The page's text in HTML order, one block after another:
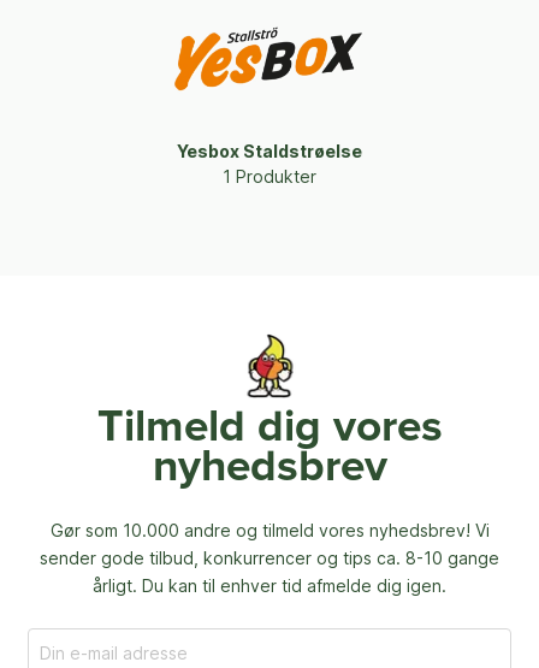
Yesbox Staldstrøelse
1 Produkter
Tilmeld dig vores
nyhedsbrev
Gør som 10.000 andre og tilmeld vores nyhedsbrev! Vi
sender gode tilbud, konkurrencer og tips ca. 8-10 gange
årligt. Du kan til enhver tid afmelde dig igen.